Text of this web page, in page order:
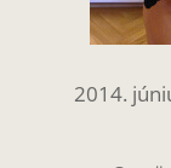
2014.